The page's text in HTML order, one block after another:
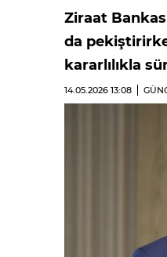
Ziraat
da
kararlılıkla
14.05.2026 13:08